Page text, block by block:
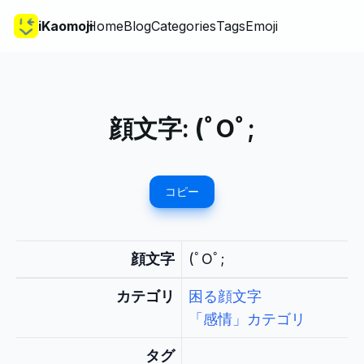
iKaomojiHomeBlogCategoriesTagsEmoji
顔文字: (ﾟOﾟ;
コピー
顔文字 (ﾟOﾟ;
カテゴリ
困る顔文字
「感情」カテゴリ
タグ